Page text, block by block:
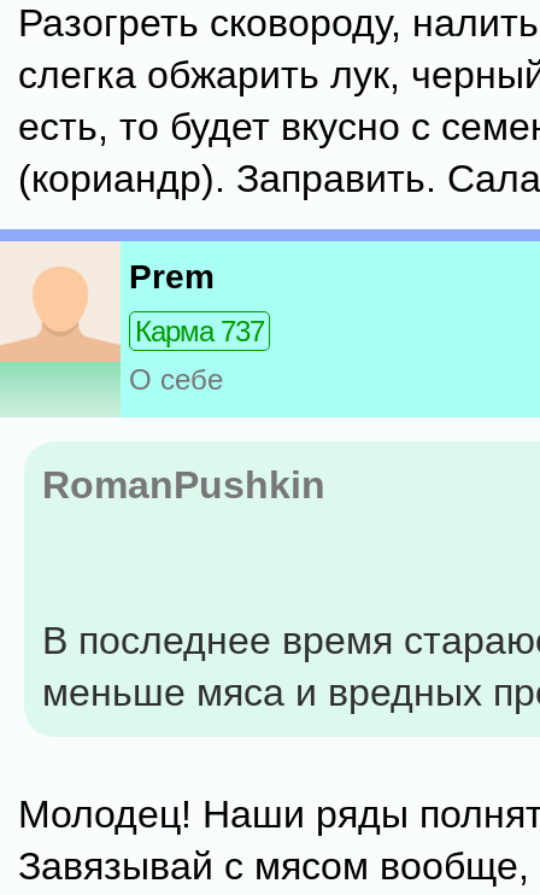
Разогреть сковороду,
слегка обжарить лук,
есть, то будет вкусно с
(кориандр). Заправить.
Prem
Карма 737
О себе
RomanPushkin
В последнее время
меньше мяса и вредных
Молодец! Наши ряды
Завязывай с мясом